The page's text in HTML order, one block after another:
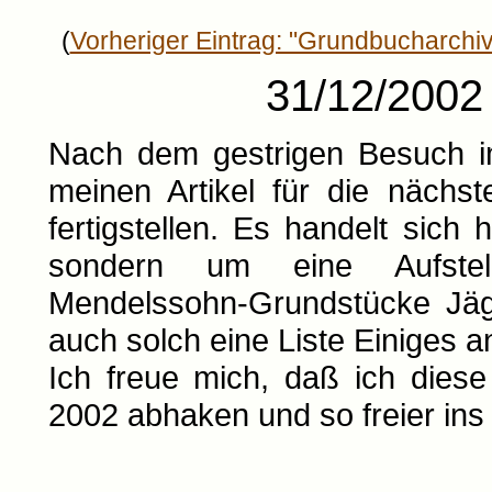
(Vorheriger Eintrag:
31/12/
Nach dem gestrigen Besuch
meinen Artikel für die
fertigstellen. Es handelt sich
sondern um eine
Mendelssohn-Grundstücke
auch solch eine Liste Einiges
Ich freue mich, daß ich
2002 abhaken und so freier